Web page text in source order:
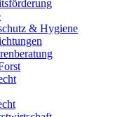
& Hygiene